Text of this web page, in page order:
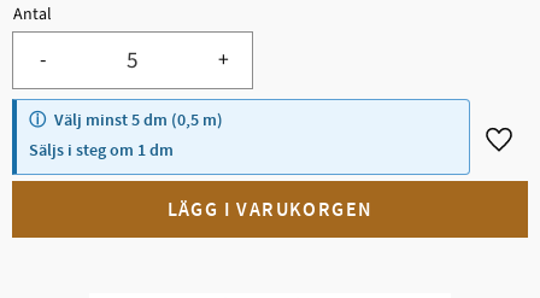
Antal
Minst 5. +
-
Välj minst 5 dm (0,5 m)
Säljs i steg om 1 dm